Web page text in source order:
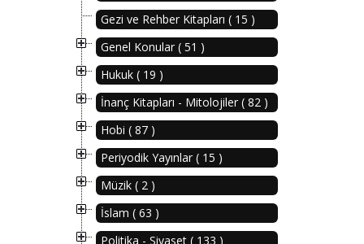
Gezi ve Rehber Kitapları ( 15 )
Genel Konular ( 51 )
Hukuk ( 19 )
İnanç Kitapları - Mitolojiler ( 82 )
Hobi ( 87 )
Periyodik Yayınlar ( 15 )
Müzik ( 2 )
İslam ( 63 )
Politika - Siyaset ( 133 )